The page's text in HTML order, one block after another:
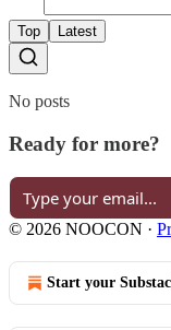
Top Latest
No posts
Ready for more?
© 2026 NOOCON ·
Start your